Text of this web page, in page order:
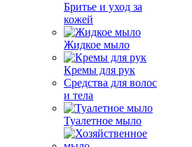
Бритье и уход за
кожей
Жидкое мыло
Кремы для рук
Средства для волос
и тела
Туалетное мыло